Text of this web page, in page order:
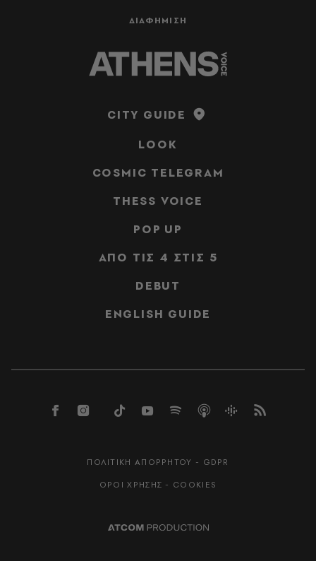
ΔΙΑΦΗΜΙΣΗ
CITY GUIDE
LOOK
COSMIC TELEGRAM
THESS VOICE
POP UP
ΑΠΟ ΤΙΣ 4 ΣΤΙΣ 5
DEBUT
ENGLISH GUIDE
ΠΟΛΙΤΙΚΗ ΑΠΟΡΡΗΤΟΥ - GDPR
ΟΡΟΙ ΧΡΗΣΗΣ - COOKIES